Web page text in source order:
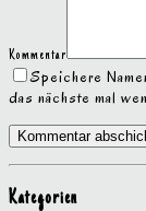
Kommentar
Speichere
das nächste mal
Kategorien